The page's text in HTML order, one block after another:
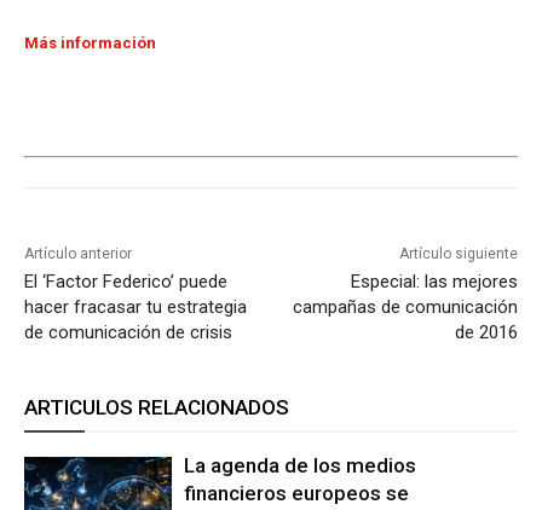
Más información
Artículo anterior
El ‘Factor Federico’ puede
hacer fracasar tu estrategia
de comunicación de crisis
Artículo siguiente
Especial: las mejores
campañas de comunicación
de 2016
ARTICULOS RELACIONADOS
La agenda de los medios
financieros europeos se